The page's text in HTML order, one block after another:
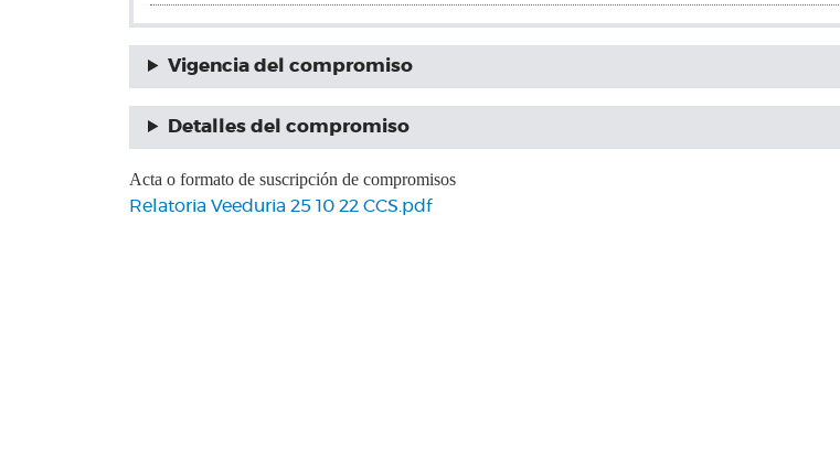
Vigencia del compromiso
Detalles del compromiso
Acta o formato de suscripción de compromisos
Relatoria Veeduria 25 10 22 CCS.pdf